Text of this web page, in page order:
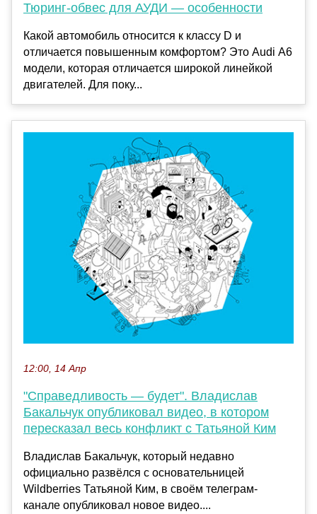
Тюринг-обвес для АУДИ — особенности
Какой автомобиль относится к классу D и
отличается повышенным комфортом? Это Audi А6
модели, которая отличается широкой линейкой
двигателей. Для поку...
12:00, 14 Апр
"Справедливость — будет". Владислав
Бакальчук опубликовал видео, в котором
пересказал весь конфликт с Татьяной Ким
Владислав Бакальчук, который недавно
официально развёлся с основательницей
Wildberries Татьяной Ким, в своём телеграм-
канале опубликовал новое видео....